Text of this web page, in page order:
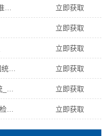
立即获取
立即获取
立即获取
立即获取
立即获取
立即获取